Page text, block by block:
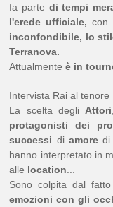
fa parte di tempi
l'erede ufficiale,
inconfondibile, lo
Terranova.
Attualmente è in
Intervista Rai al
La scelta degli Attori
protagonisti dei
successi diamore di
hanno interpretato in
alle location
Sono colpita dal
emozioni con gli